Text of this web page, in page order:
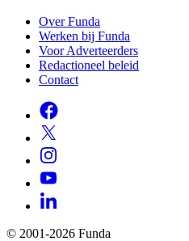
Over Funda
Werken bij Funda
Voor Adverteerders
Redactioneel beleid
Contact
© 2001-2026 Funda